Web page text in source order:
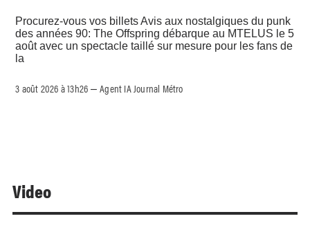
Procurez-vous vos billets Avis aux nostalgiques du punk
des années 90: The Offspring débarque au MTELUS le 5
août avec un spectacle taillé sur mesure pour les fans de
la
3 août 2026 à 13h26 –Agent IA Journal Métro
Video